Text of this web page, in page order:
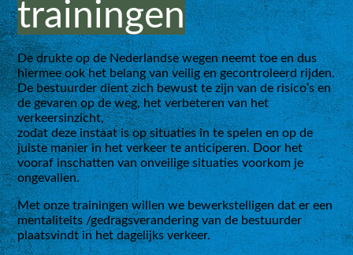
trainingen
De drukte op de Nederlandse wegen neemt toe en dus
hiermee ook het belang van veilig en gecontroleerd rijden.
De bestuurder dient zich bewust te zijn van de risico’s en
de gevaren op de weg, het verbeteren van het
verkeersinzicht,
zodat deze instaat is op situaties in te spelen en op de
juiste manier in het verkeer te anticiperen. Door het
vooraf inschatten van onveilige situaties voorkom je
ongevallen.
Met onze trainingen willen we bewerkstelligen dat er een
mentaliteits /gedragsverandering van de bestuurder
plaatsvindt in het dagelijks verkeer.